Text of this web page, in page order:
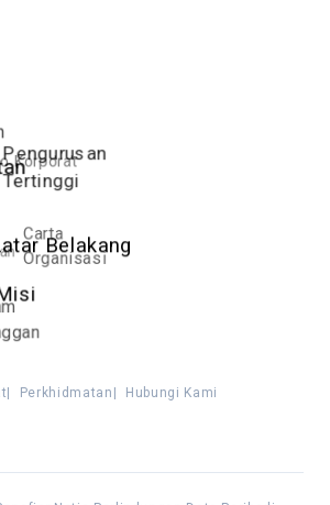
Belakang
Carta
Organisasi
Pengurusan
Tertinggi
Korporat
Perkhidmatan
Hubungi Kami